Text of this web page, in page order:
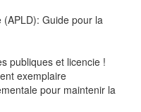
Guide pour la
publiques et licencie !
exemplaire
pour maintenir la